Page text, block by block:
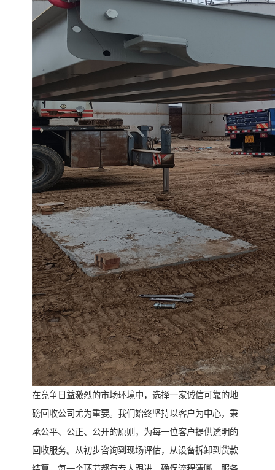
在竞争日益激烈的市场环境中，选择一家诚信可靠的地
磅回收公司尤为重要。我们始终坚持以客户为中心，秉
承公平、公正、公开的原则，为每一位客户提供透明的
回收服务。从初步咨询到现场评估，从设备拆卸到货款